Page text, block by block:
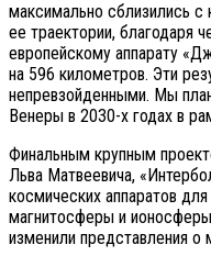
максимально сблизились с
ее траектории, благодаря
европейскому аппарату
на 596 километров. Эти
непревзойденными. Мы
Венеры в 2030-х годах в
Финальным крупным
Льва Матвеевича,
космических аппаратов
магнитосферы и
изменили представления о